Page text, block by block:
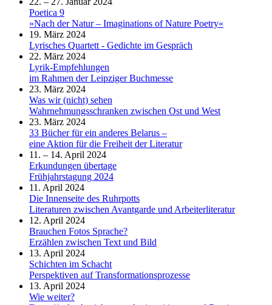
Poetica 9
»Nach der Natur – Imaginations of Nature Poetry«
19. März 2024
Lyrisches Quartett - Gedichte im Gespräch
22. März 2024
Lyrik-Empfehlungen
im Rahmen der Leipziger Buchmesse
23. März 2024
Was wir (nicht) sehen
Wahrnehmungsschranken zwischen Ost und West
23. März 2024
33 Bücher für ein anderes Belarus –
eine Aktion für die Freiheit der Literatur
11. – 14. April 2024
Erkundungen übertage
Frühjahrstagung 2024
11. April 2024
Die Innenseite des Ruhrpotts
Literaturen zwischen Avantgarde und Arbeiterliteratur
12. April 2024
Brauchen Fotos Sprache?
Erzählen zwischen Text und Bild
13. April 2024
Schichten im Schacht
Perspektiven auf Transformationsprozesse
13. April 2024
Wie weiter?